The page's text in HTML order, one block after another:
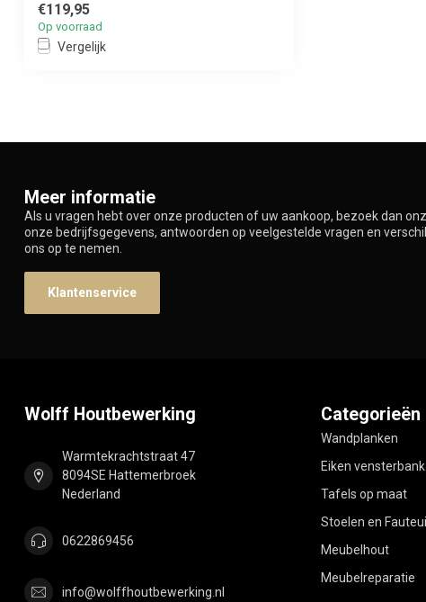
€119,95
Op voorraad
Vergelijk
Meer informatie
Als u vragen hebt over onze producten of uw aankoop, bezoek dan
onze bedrijfsgegevens, antwoorden op veelgestelde vragen en
ons op te nemen.
Klantenservice
Wolff Houtbewerking
Warmtekrachtstraat 47
8094SE Hattemerbroek
Nederland
0622869456
info@wolffhoutbewerking.nl
Categorieën
Wandplanken
Eiken vensterbank
Tafels op maat
Stoelen en
Meubelhout
Meubelreparatie